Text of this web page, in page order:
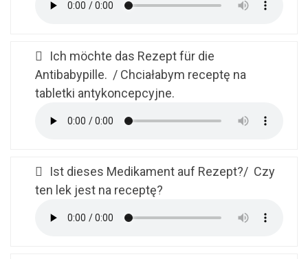
Ich möchte das Rezept für die
Antibabypille. / Chciałabym receptę na
tabletki antykoncepcyjne.
Ist dieses Medikament auf Rezept?/ Czy
ten lek jest na receptę?